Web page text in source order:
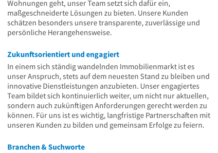
Wohnungen geht, unser Team setzt sich dafür ein,
maßgeschneiderte Lösungen zu bieten. Unsere Kunden
schätzen besonders unsere transparente, zuverlässige und
persönliche Herangehensweise.
Zukunftsorientiert und engagiert
In einem sich ständig wandelnden Immobilienmarkt ist es
unser Anspruch, stets auf dem neuesten Stand zu bleiben und
innovative Dienstleistungen anzubieten. Unser engagiertes
Team bildet sich kontinuierlich weiter, um nicht nur aktuellen,
sondern auch zukünftigen Anforderungen gerecht werden zu
können. Für uns ist es wichtig, langfristige Partnerschaften mit
unseren Kunden zu bilden und gemeinsam Erfolge zu feiern.
Branchen & Suchworte